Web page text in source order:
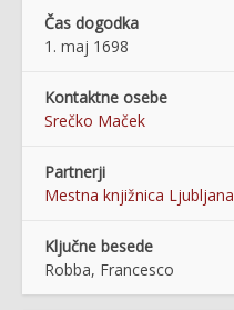
Čas dogodka
1. maj 1698
Kontaktne osebe
Srečko Maček
Partnerji
Mestna knjižnica Ljubljana
Ključne besede
Robba, Francesco